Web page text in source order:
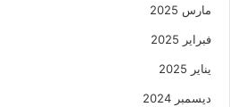
مارس 2025
فبراير 2025
يناير 2025
ديسمبر 2024